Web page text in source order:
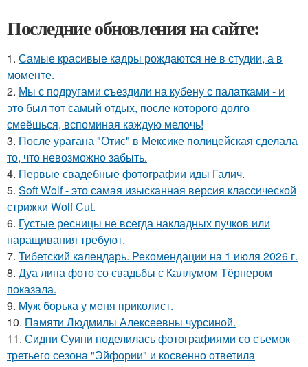
Последние обновления на сайте:
1. Самые красивые кадры рождаются не в студии, а в
моменте.
2. Мы с подругами съездили на кубену с палатками - и
это был тот самый отдых, после которого долго
смеёшься, вспоминая каждую мелочь!
3. После урагана "Отис" в Мексике полицейская сделала
то, что невозможно забыть.
4. Первые свадебные фотографии иды Галич.
5. Soft Wolf - это самая изысканная версия классической
стрижки Wolf Cut.
6. Густые ресницы не всегда накладных пучков или
наращивания требуют.
7. Тибетский календарь. Рекомендации на 1 июля 2026 г.
8. Дуа липа фото со свадьбы с Каллумом Тёрнером
показала.
9. Myж бopька у мeня приколист.
10. Памяти Людмилы Алексеевны чурсиной.
11. Сидни Суини поделилась фотографиями со съемок
третьего сезона "Эйфории" и косвенно ответила